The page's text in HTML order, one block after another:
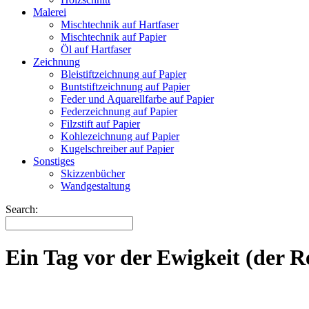
Malerei
Mischtechnik auf Hartfaser
Mischtechnik auf Papier
Öl auf Hartfaser
Zeichnung
Bleistiftzeichnung auf Papier
Buntstiftzeichnung auf Papier
Feder und Aquarellfarbe auf Papier
Federzeichnung auf Papier
Filzstift auf Papier
Kohlezeichnung auf Papier
Kugelschreiber auf Papier
Sonstiges
Skizzenbücher
Wandgestaltung
Search:
Ein Tag vor der Ewigkeit (der